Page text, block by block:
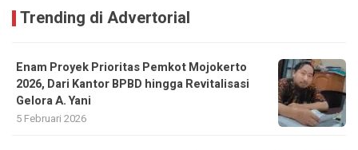
Trending di Advertorial
Enam Proyek Prioritas Pemkot Mojokerto
2026, Dari Kantor BPBD hingga Revitalisasi
Gelora A. Yani
5 Februari 2026